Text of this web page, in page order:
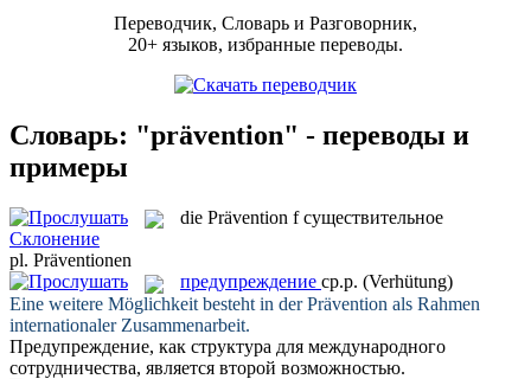
Переводчик, Словарь и Разговорник,
20+ языков, избранные переводы.
Словарь: "prävention" - переводы и
примеры
die Prävention f существительное
Склонение
pl. Präventionen
предупреждение ср.р. (Verhütung)
Eine weitere Möglichkeit besteht in derPrävention als Rahmen
internationaler Zusammenarbeit.
Предупреждение, как структура для международного
сотрудничества, является второй возможностью.